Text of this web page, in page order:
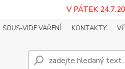
V PÁTEK
SOUS-VIDE VAŘENÍ KONTAKTY